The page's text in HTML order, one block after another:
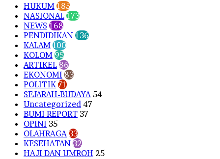
HUKUM 185
NASIONAL 173
NEWS 168
PENDIDIKAN 136
KALAM 100
KOLOM 95
ARTIKEL 86
EKONOMI 83
POLITIK 71
SEJARAH-BUDAYA 54
Uncategorized 47
BUMI REPORT 37
OPINI 35
OLAHRAGA 33
KESEHATAN 32
HAJI DAN UMROH 25